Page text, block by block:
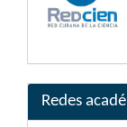
Redes